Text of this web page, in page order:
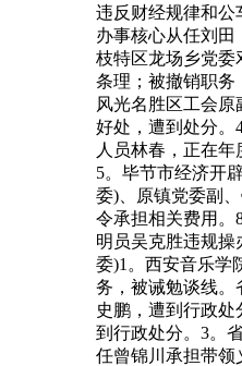
违反财经规律和公
办事核心从任刘
枝特区龙场乡党委
条理；被撤销职务
风光名胜区工会
好处，遭到处分。
人员林春，正在
5。毕节市经济开
委)、原镇党委副
令承担相关费用。
明员吴克胜违规操
委)1。西安音乐学
务，被诫勉谈线。
史鹏，遭到行政
到行政处分。3。
任曾锦川承担带领